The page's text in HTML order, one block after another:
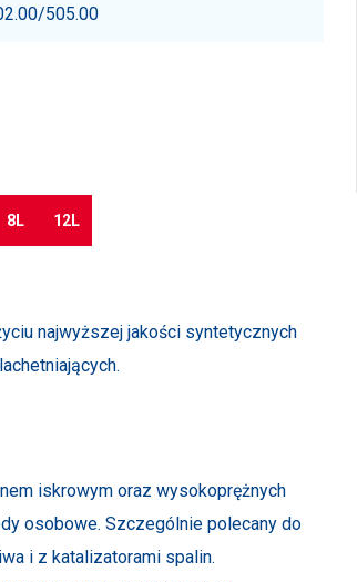
505.00
8L 12L
najwyższej jakości syntetycznych
iskrowym oraz wysokoprężnych
osobowe. Szczególnie polecany do
i z katalizatorami spalin.